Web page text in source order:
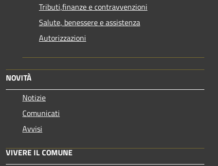
Tributi,finanze e contravvenzioni
Salute, benessere e assistenza
Autorizzazioni
NOVITÀ
Notizie
Comunicati
Avvisi
VIVERE IL COMUNE